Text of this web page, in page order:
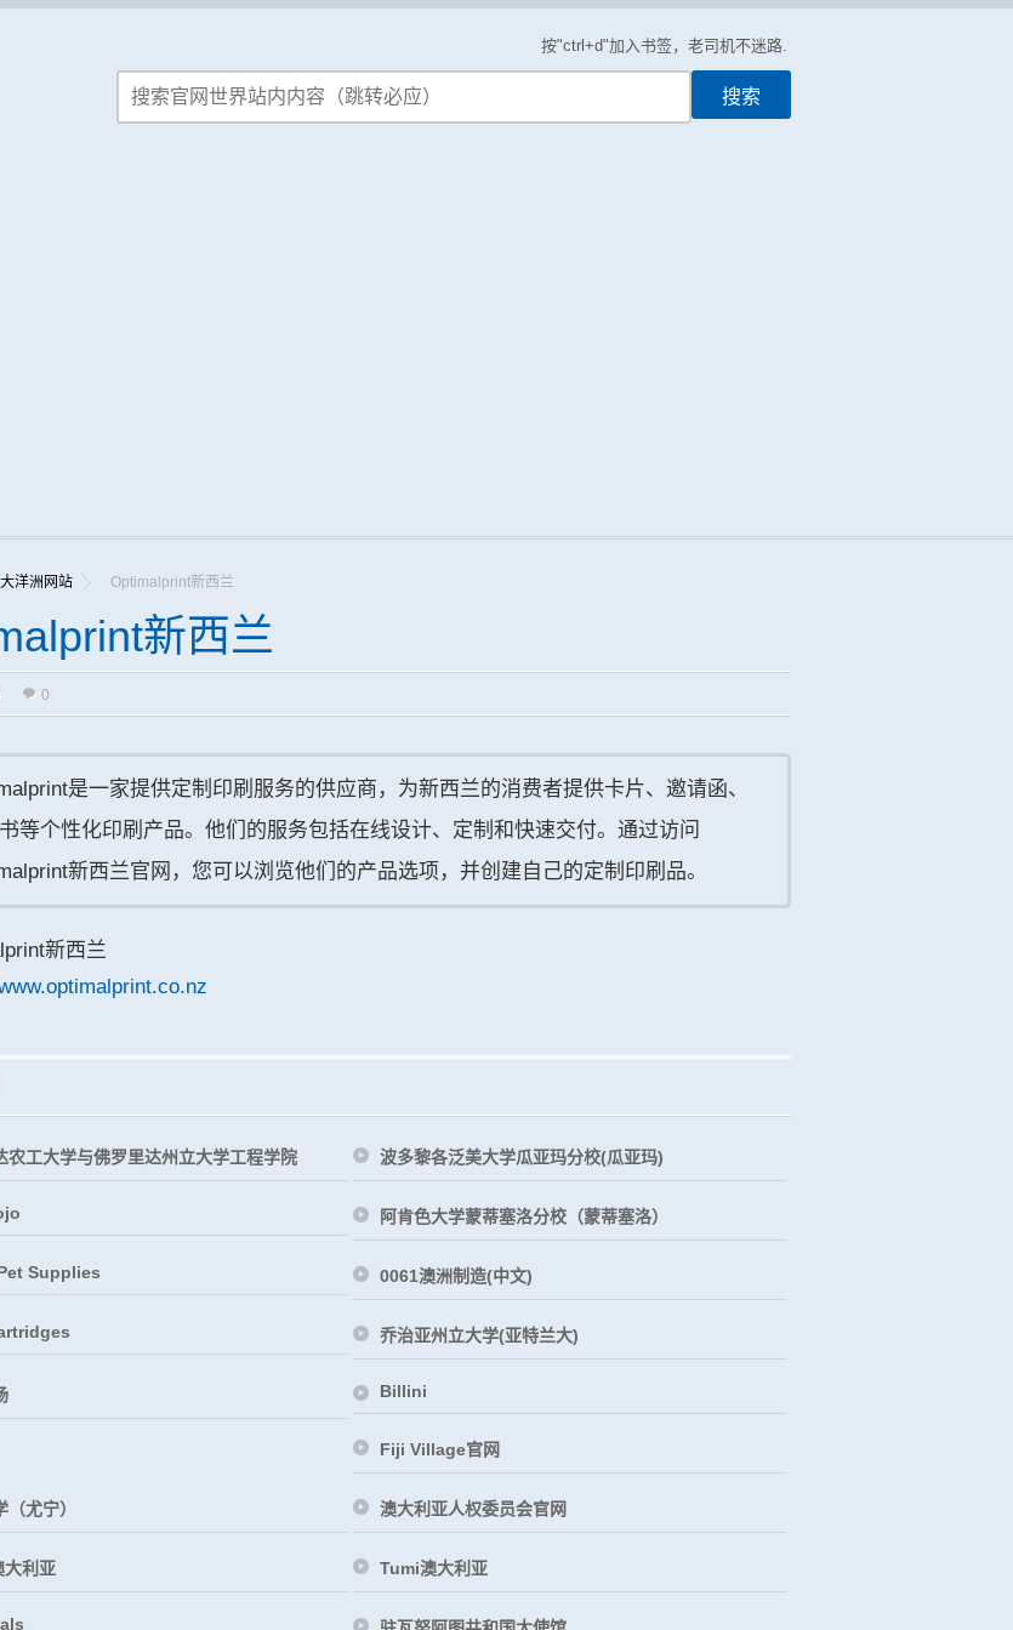
按"ctrl+d"加入书签，老司机不迷路.
大洋洲网站 Optimalprint新西兰
新西兰
0
是一家提供定制印刷服务的供应商，为新西兰的消费者提供卡片、邀请函、
等个性化印刷产品。他们的服务包括在线设计、定制和快速交付。通过访问
新西兰官网，您可以浏览他们的产品选项，并创建自己的定制印刷品。
新西兰
农工大学与佛罗里达州立大学工程学院 波多黎各泛美大学瓜亚玛分校(瓜亚玛)
阿肯色大学蒙蒂塞洛分校（蒙蒂塞洛）
Supplies 0061澳洲制造(中文)
乔治亚州立大学(亚特兰大)
Billini
Fiji Village官网
（尤宁） 澳大利亚人权委员会官网
利亚 Tumi澳大利亚